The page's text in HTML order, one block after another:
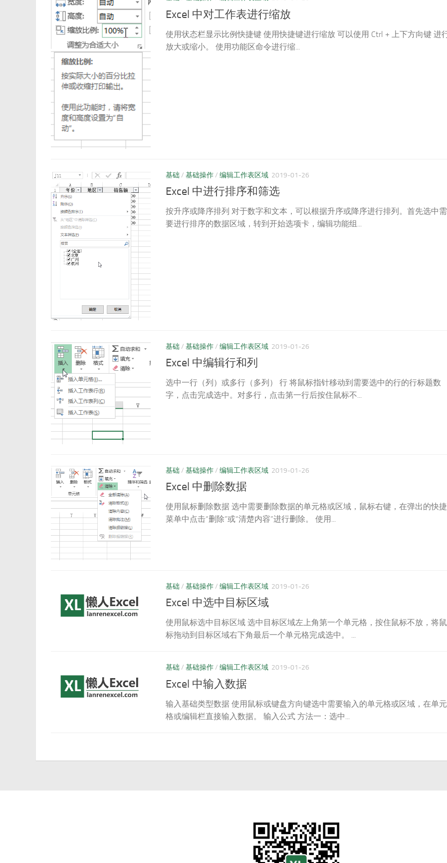
Excel 中对工作表进行缩放
使用状态栏显示比例快捷键 使用快捷键进行缩放 可以使用 Ctrl + 上下方向键 进
放大或缩小。 使用功能区命令进行缩...
基础 / 基础操作/ 编辑工作表区域 2019-01-26
Excel 中进行排序和筛选
按升序或降序排列 对于数字和文本，可以根据升序或降序进行排列。首先选中需
要进行排序的数据区域，转到开始选项卡，编辑功能组...
基础 / 基础操作/ 编辑工作表区域 2019-01-26
Excel 中编辑行和列
选中一行（列）或多行（多列） 行 将鼠标指针移动到需要选中的行的行标题数
字，点击完成选中。对多行，点击第一行后按住鼠标不...
基础 / 基础操作/ 编辑工作表区域 2019-01-26
Excel 中删除数据
使用鼠标删除数据 选中需要删除数据的单元格或区域，鼠标右键，在弹出的快捷
菜单中点击“删除”或“清楚内容”进行删除。 使用...
基础 / 基础操作/ 编辑工作表区域 2019-01-26
Excel 中选中目标区域
使用鼠标选中目标区域 选中目标区域左上角第一个单元格，按住鼠标不放，将鼠
标拖动到目标区域右下角最后一个单元格完成选中。 ...
基础 / 基础操作/ 编辑工作表区域 2019-01-26
Excel 中输入数据
输入基础类型数据 使用鼠标或键盘方向键选中需要输入的单元格或区域，在单元
格或编辑栏直接输入数据。 输入公式 方法一：选中...